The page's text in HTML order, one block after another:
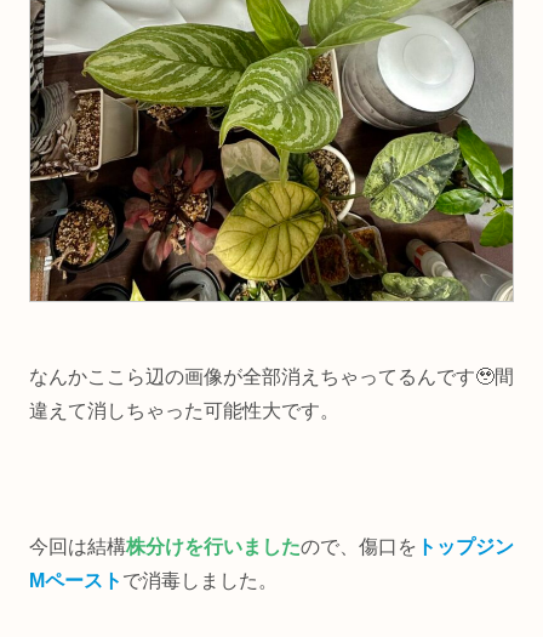
なんかここら辺の画像が全部消えちゃってるんです🥹間
違えて消しちゃった可能性大です。
今回は結構株分けを行いましたので、傷口を トップジン
Mペースト で消毒しました。